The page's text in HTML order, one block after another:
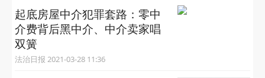
起底房屋中介犯罪套路：零中
介费背后黑中介、中介卖家唱
双簧
法治日报 2021-03-28 11:36